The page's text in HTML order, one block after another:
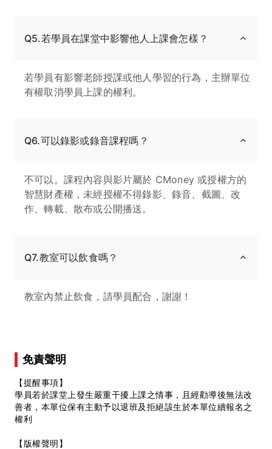
Q5.若學員在課堂中影響他人上課會怎樣？
若學員有影響老師授課或他人學習的行為，主辦單位
有權取消學員上課的權利。
Q6.可以錄影或錄音課程嗎？
不可以。課程內容與影片屬於 CMoney 或授權方的
智慧財產權，未經授權不得錄影、錄音、截圖、改
作、轉載、散布或公開播送。
Q7.教室可以飲食嗎？
教室內禁止飲食，請學員配合，謝謝！
免責聲明
【提醒事項】
學員若於課堂上發生嚴重干擾上課之情事，且經勸導後無法改
善者，本單位保有主動予以退班及拒絕該生於本單位續報名之
權利
【版權聲明】